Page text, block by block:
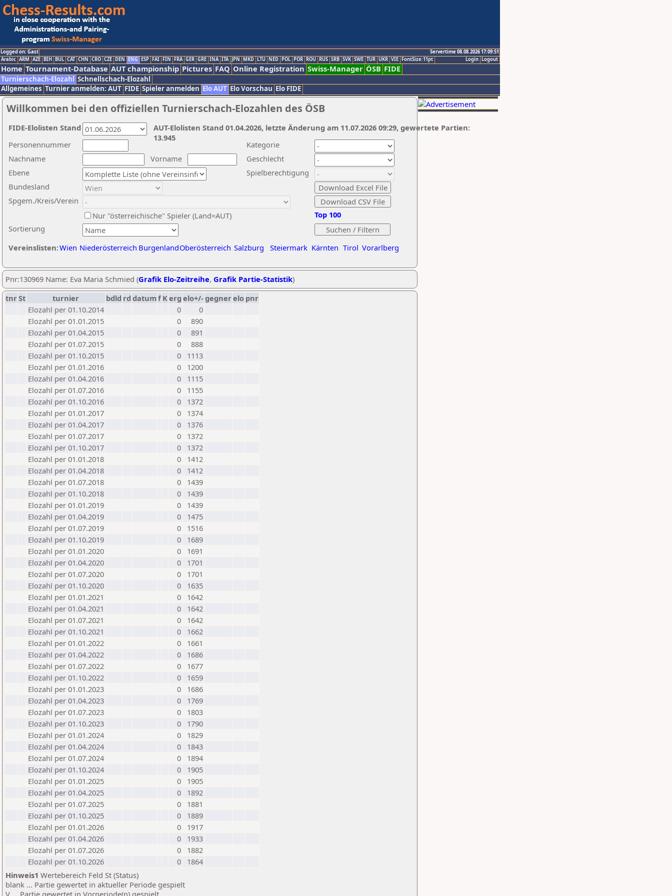
Logged on: Gast
Servertime 08.08.2026 17:09:51
Logout
Login
Arabic ARM AZE BIH BUL CAT CHN CRO CZE DEN ENG ESP FAI FIN FRA GER GRE INA ITA JPN MKD LTU NED POL POR ROU RUS SRB SVK SWE TUR UKR VIE FontSize:11pt
Home Tournament-Database AUT championship Pictures FAQ Online Registration Swiss-Manager ÖSB FIDE
Turnierschach-Elozahl Schnellschach-Elozahl
Allgemeines Turnier anmelden: AUT FIDE Spieler anmelden Elo AUT Elo Vorschau Elo FIDE
Willkommen bei den offiziellen Turnierschach-Elozahlen des ÖSB
Nachname
Vorname
Ebene
Kategorie
Sortierung
Personennummer
Bundesland
Spgem./Kreis/Verein
Geschlecht
Nur "österreichische" Spieler (Land=AUT)
Spielberechtigung
Vereinslisten:Wien Niederösterreich BurgenlandOberösterreich Salzburg Steiermark Kärnten Tirol Vorarlberg
Top 100
AUT-Elolisten Stand 01.04.2026, letzte Änderung am 11.07.2026 09:29, gewertete Partien:
13.945
FIDE-Elolisten Stand
Pnr:130969 Name: Eva Maria Schmied (Grafik Elo-Zeitreihe, Grafik Partie-Statistik)
tnrSt turnier bdld rd datumf Kerg elo+/-gegnerelo pnr
Elozahl per 01.10.2014
0
0
Elozahl per 01.01.2015
0
890
Elozahl per 01.04.2015
0
891
Elozahl per 01.07.2015
0
888
Elozahl per 01.10.2015
0
1113
Elozahl per 01.01.2016
0
1200
Elozahl per 01.04.2016
0
1115
Elozahl per 01.07.2016
0
1155
Elozahl per 01.10.2016
0
1372
Elozahl per 01.01.2017
0
1374
Elozahl per 01.04.2017
0
1376
Elozahl per 01.07.2017
0
1372
Elozahl per 01.10.2017
0
1372
Elozahl per 01.01.2018
0
1412
Elozahl per 01.04.2018
0
1412
Elozahl per 01.07.2018
0
1439
Elozahl per 01.10.2018
0
1439
Elozahl per 01.01.2019
0
1439
Elozahl per 01.04.2019
0
1475
Elozahl per 01.07.2019
0
1516
Elozahl per 01.10.2019
0
1689
Elozahl per 01.01.2020
0
1691
Elozahl per 01.04.2020
0
1701
Elozahl per 01.07.2020
0
1701
Elozahl per 01.10.2020
0
1635
Elozahl per 01.01.2021
0
1642
Elozahl per 01.04.2021
0
1642
Elozahl per 01.07.2021
0
1642
Elozahl per 01.10.2021
0
1662
Elozahl per 01.01.2022
0
1661
Elozahl per 01.04.2022
0
1686
Elozahl per 01.07.2022
0
1677
Elozahl per 01.10.2022
0
1659
Elozahl per 01.01.2023
0
1686
Elozahl per 01.04.2023
0
1769
Elozahl per 01.07.2023
0
1803
Elozahl per 01.10.2023
0
1790
Elozahl per 01.01.2024
0
1829
Elozahl per 01.04.2024
0
1843
Elozahl per 01.07.2024
0
1894
Elozahl per 01.10.2024
0
1905
Elozahl per 01.01.2025
0
1905
Elozahl per 01.04.2025
0
1892
Elozahl per 01.07.2025
0
1881
Elozahl per 01.10.2025
0
1889
Elozahl per 01.01.2026
0
1917
Elozahl per 01.04.2026
0
1933
Elozahl per 01.07.2026
0
1882
Elozahl per 01.10.2026
0
1864
Hinweis1 Wertebereich Feld St (Status)
blank ... Partie gewertet in aktueller Periode gespielt
V ... Partie gewertet in Vorperiode(n) gespielt